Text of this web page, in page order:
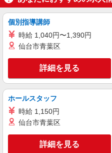
株式会社日本パーソナルビジネス
【時給】
収例】 月収24
×1.25） ●各種手当支給 各種社会保険完備/年次有
給休暇/昇給制
引 無料の健康
●ソフトバ
区）
キープ
株式会社日本パーソナルビジネス
ドコモショ
【時給】
【月収例】 月
個別指導講師
時給 1,040円〜1,390円
仙台市青葉区
詳細を見る
ホールスタッフ
時給 1,150円
仙台市青葉区
詳細を見る